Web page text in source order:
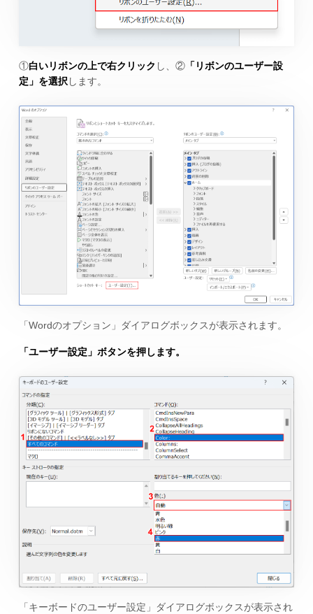
①白いリボンの上で右クリック し、②「リボンのユーザー設
定」を選択します。
「Wordのオプション」ダイアログボックスが表示されます。
「ユーザー設定」ボタンを押します。
「キーボードのユーザー設定」ダイアログボックスが表示され